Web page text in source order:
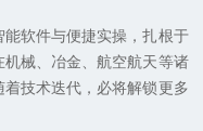
能软件与便捷实操，扎根于
械、冶金、航空航天等诸
技术迭代，必将解锁更多